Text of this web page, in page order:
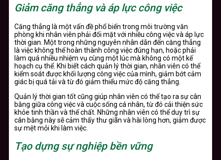
Giảm căng thẳng và áp lực công việc
Căng thẳng là một vấn đề phổ biến trong môi trường văn
phòng khi nhân viên phải đối mặt với nhiều công việc và áp lực
thời gian. Một trong những nguyên nhân dẫn đến căng thẳng
là việc không thể hoàn thành công việc đúng hạn, hoặc phải
làm quá nhiều nhiệm vụ cùng một lúc mà không có một kế
hoạch cụ thể. Khi biết cách quản lý thời gian, nhân viên có thể
kiểm soát được khối lượng công việc của mình, giảm bớt cảm
giác bị quá tải và từ đó giảm thiểu mức độ căng thẳng.
Quản lý thời gian tốt cũng giúp nhân viên có thể tạo ra sự cân
bằng giữa công việc và cuộc sống cá nhân, từ đó cải thiện sức
khỏe tinh thần và thể chất. Những nhân viên có thể duy trì sự
cân bằng này sẽ cảm thấy thư giãn và hài lòng hơn, giảm được
sự mệt mỏi khi làm việc.
Tạo dựng sự nghiệp bền vững